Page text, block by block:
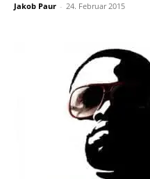
Jakob Paur - 24. Februar 2015